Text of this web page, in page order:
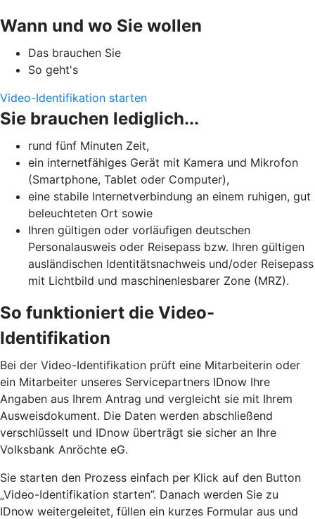
Wann und wo Sie wollen
Das brauchen Sie
So geht's
Video-Identifikation starten
Sie brauchen lediglich...
rund fünf Minuten Zeit,
ein internetfähiges Gerät mit Kamera und Mikrofon
(Smartphone, Tablet oder Computer),
eine stabile Internetverbindung an einem ruhigen, gut
beleuchteten Ort sowie
Ihren gültigen oder vorläufigen deutschen
Personalausweis oder Reisepass bzw. Ihren gültigen
ausländischen Identitätsnachweis und/oder Reisepass
mit Lichtbild und maschinenlesbarer Zone (MRZ).
So funktioniert die Video-
Identifikation
Bei der Video-Identifikation prüft eine Mitarbeiterin oder
ein Mitarbeiter unseres Servicepartners IDnow Ihre
Angaben aus Ihrem Antrag und vergleicht sie mit Ihrem
Ausweisdokument. Die Daten werden abschließend
verschlüsselt und IDnow überträgt sie sicher an Ihre
Volksbank Anröchte eG.
Sie starten den Prozess einfach per Klick auf den Button
„Video-Identifikation starten”. Danach werden Sie zu
IDnow weitergeleitet, füllen ein kurzes Formular aus und